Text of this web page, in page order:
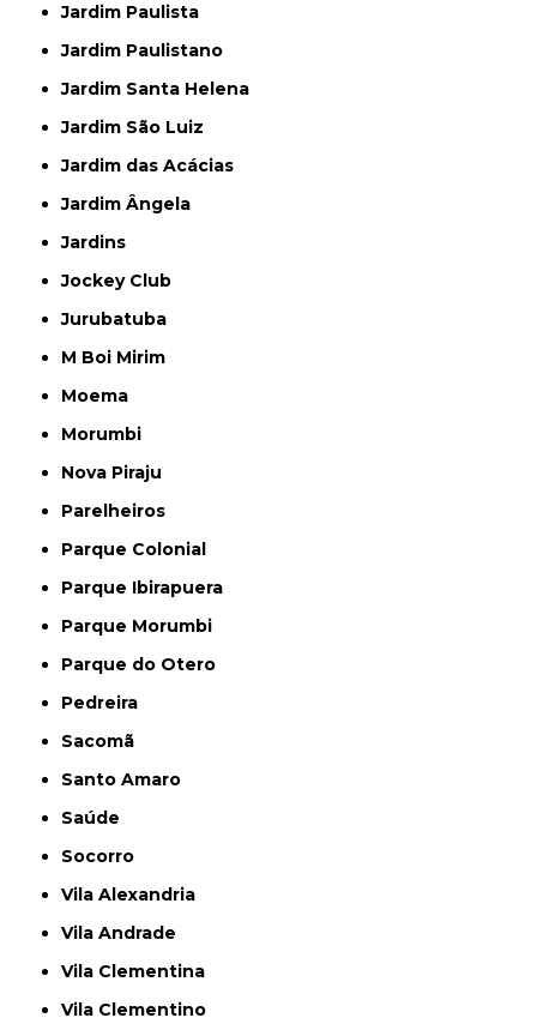
Jardim Paulista
Jardim Paulistano
Jardim Santa Helena
Jardim São Luiz
Jardim das Acácias
Jardim Ângela
Jardins
Jockey Club
Jurubatuba
M Boi Mirim
Moema
Morumbi
Nova Piraju
Parelheiros
Parque Colonial
Parque Ibirapuera
Parque Morumbi
Parque do Otero
Pedreira
Sacomã
Santo Amaro
Saúde
Socorro
Vila Alexandria
Vila Andrade
Vila Clementina
Vila Clementino